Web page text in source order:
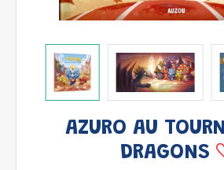
AZURO AU
DRAGONS